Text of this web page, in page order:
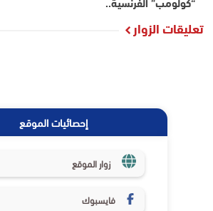
تعليقات الزوار
إحصائيات الموقع
زوار الموقع
فايسبوك